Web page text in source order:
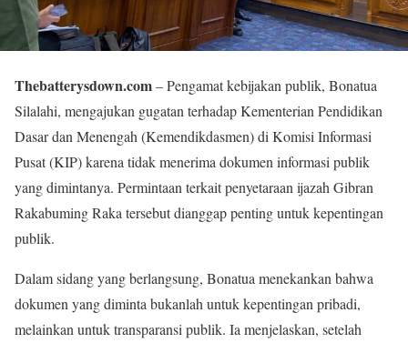
Thebatterysdown.com– Pengamat kebijakan publik, Bonatua
Silalahi, mengajukan gugatan terhadap Kementerian Pendidikan
Dasar dan Menengah (Kemendikdasmen) di Komisi Informasi
Pusat (KIP) karena tidak menerima dokumen informasi publik
yang dimintanya. Permintaan terkait penyetaraan ijazah Gibran
Rakabuming Raka tersebut dianggap penting untuk kepentingan
publik.
Dalam sidang yang berlangsung, Bonatua menekankan bahwa
dokumen yang diminta bukanlah untuk kepentingan pribadi,
melainkan untuk transparansi publik. Ia menjelaskan, setelah